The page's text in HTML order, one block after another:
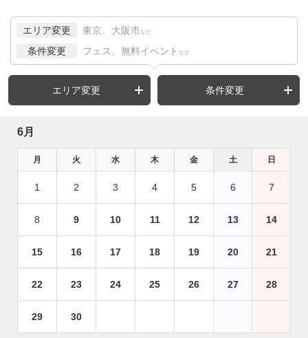
エリア変更 東京、大阪市 など
条件変更 フェス、無料イベント など
エリア変更 条件変更
6月
月 火 水 木 金 土 日
1 2 3 4 5 6 7
8 9 10 11 12 13 14
15 16 17 18 19 20 21
22 23 24 25 26 27 28
29 30